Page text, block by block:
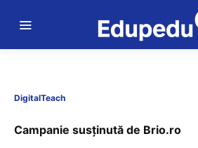
DigitalTeach
Campanie susținută de Brio.ro